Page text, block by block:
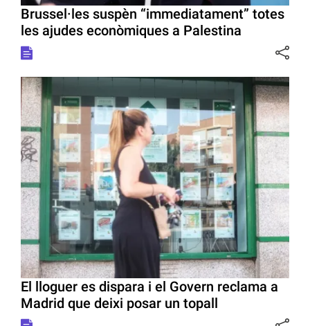
Brussel·les suspèn “immediatament” totes
les ajudes econòmiques a Palestina
El lloguer es dispara i el Govern reclama a
Madrid que deixi posar un topall